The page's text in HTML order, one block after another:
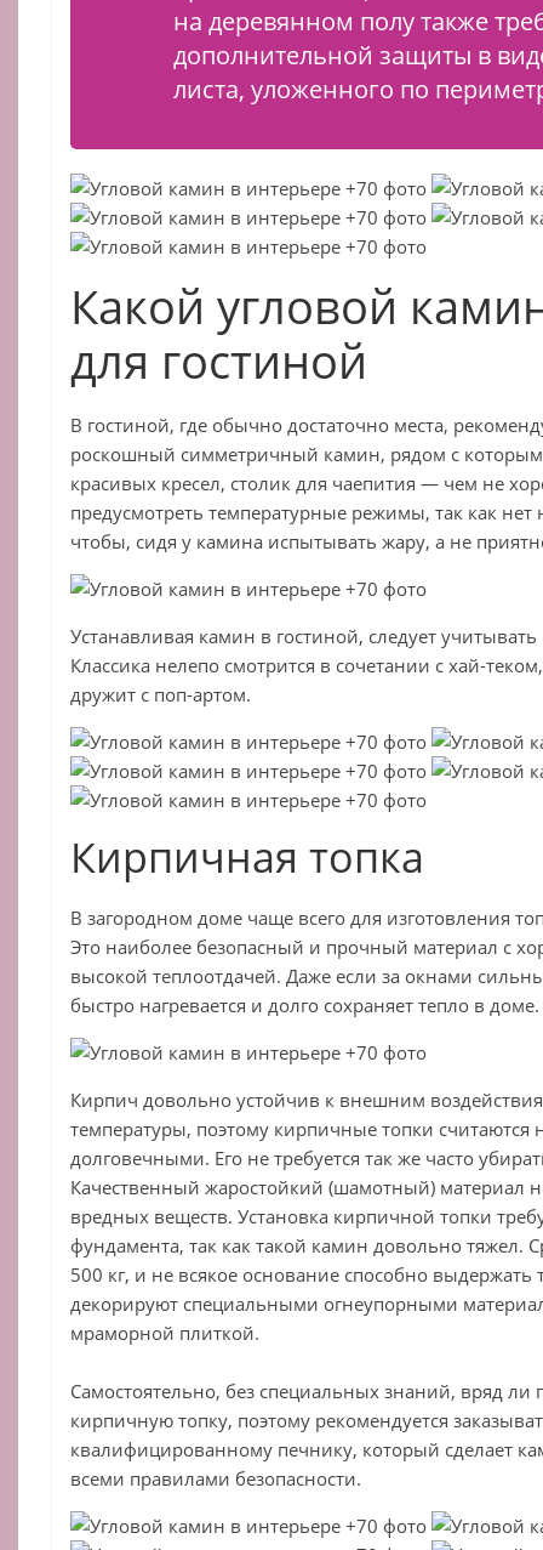
на деревянном полу также
дополнительной защиты в
листа, уложенного по
Какой угловой
для гостиной
В гостиной, где обычно достаточно места,
роскошный симметричный камин, рядом с
красивых кресел, столик для чаепития — чем не
предусмотреть температурные режимы, так как нет
чтобы, сидя у камина испытывать жару, а не
Устанавливая камин в гостиной, следует
Классика нелепо смотрится в сочетании с хай-
дружит с поп-артом.
Кирпичная топка
В загородном доме чаще всего для изготовления
Это наиболее безопасный и прочный материал с
высокой теплоотдачей. Даже если за окнами
быстро нагревается и долго сохраняет тепло в доме.
Кирпич довольно устойчив к внешним
температуры, поэтому кирпичные топки
долговечными. Его не требуется так же часто
Качественный жаростойкий (шамотный) материал
вредных веществ. Установка кирпичной топки
фундамента, так как такой камин довольно тяжел.
500 кг, и не всякое основание способно выдержать
декорируют специальными огнеупорными
мраморной плиткой.
Самостоятельно, без специальных знаний, вряд ли
кирпичную топку, поэтому рекомендуется
квалифицированному печнику, который сделает
всеми правилами безопасности.